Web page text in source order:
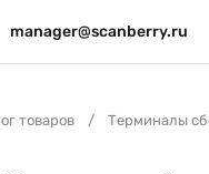
manager@scanberry.ru
товаров Терминалы